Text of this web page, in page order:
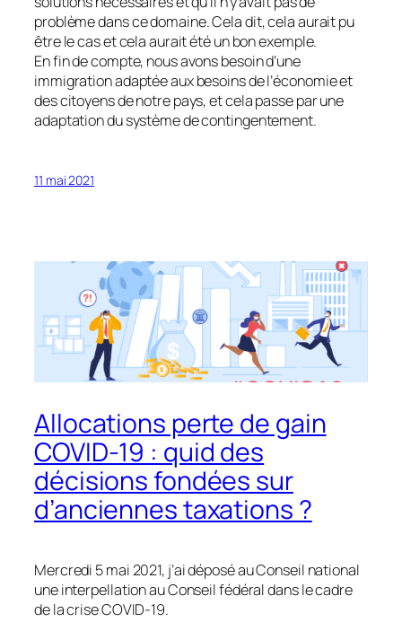
problème dans ce domaine. Cela dit, cela aurait pu
être le cas et cela aurait été un bon exemple.
En fin de compte, nous avons besoin d’une
immigration adaptée aux besoins de l’économie et
des citoyens de notre pays, et cela passe par une
adaptation du système de contingentement.
11 mai 2021
Allocations perte de gain
COVID-19 : quid des
décisions fondées sur
d’anciennes taxations ?
Mercredi 5 mai 2021, j’ai déposé au Conseil national
une interpellation au Conseil fédéral dans le cadre
de la crise COVID-19.